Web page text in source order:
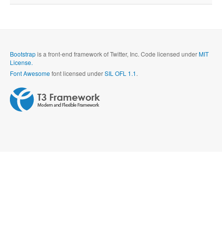
Bootstrapis a front-end framework of Twitter, Inc. Code licensed underMIT
License.
Font Awesomefont licensed underSIL OFL 1.1.